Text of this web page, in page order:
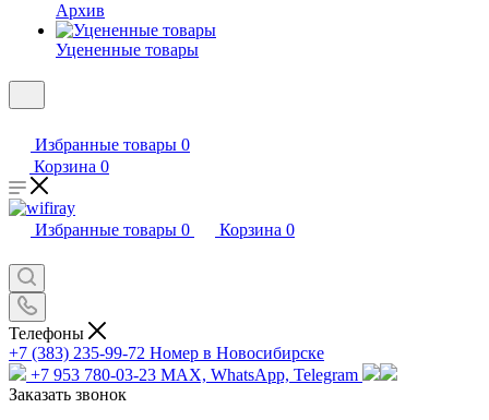
Архив
Уцененные товары
Избранные товары 0
Корзина 0
Избранные товары 0 Корзина 0
Телефоны
+7 (383) 235-99-72 Номер в Новосибирске
+7 953 780-03-23 MAX, WhatsApp, Telegram
Заказать звонок